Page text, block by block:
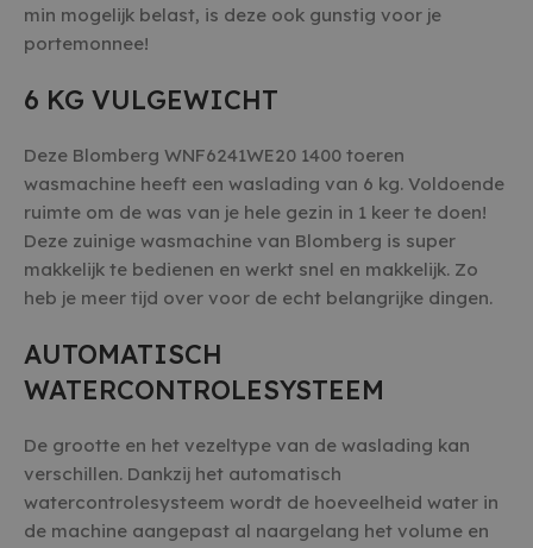
min mogelijk belast, is deze ook gunstig voor je
portemonnee!
6 KG VULGEWICHT
Deze Blomberg WNF6241WE20 1400 toeren
wasmachine heeft een waslading van 6 kg. Voldoende
ruimte om de was van je hele gezin in 1 keer te doen!
Deze zuinige wasmachine van Blomberg is super
makkelijk te bedienen en werkt snel en makkelijk. Zo
heb je meer tijd over voor de echt belangrijke dingen.
AUTOMATISCH
WATERCONTROLESYSTEEM
De grootte en het vezeltype van de waslading kan
verschillen. Dankzij het automatisch
watercontrolesysteem wordt de hoeveelheid water in
de machine aangepast al naargelang het volume en